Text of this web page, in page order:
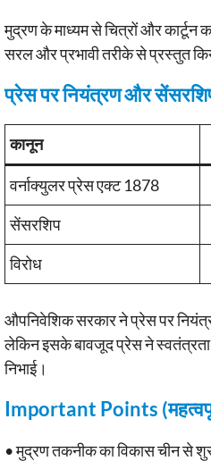
मुद्रण के माध्यम से चित्रों और कार्टून
सरल और प्रभावी तरीके से प्रस्तुत
प्रेस पर नियंत्रण और
कानून
वर्नाक्युलर प्रेस एक्ट 1878
सेंसरशिप
विरोध
औपनिवेशिक सरकार ने प्रेस पर
लेकिन इसके बावजूद प्रेस ने स्वतंत्रता
निभाई।
Important Points
• मुद्रण तकनीक का विकास चीन से